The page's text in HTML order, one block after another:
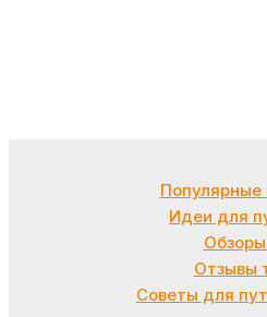
Популярные
Идеи для
Отзывы
Советы для